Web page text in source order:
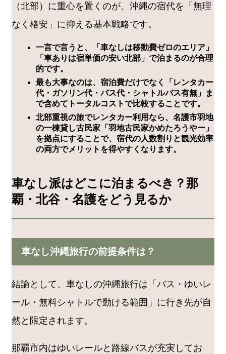
（北部）に重心を置くのが、沖縄の宿代を「無理
なく格安」に抑える基本戦略です。
一言で言うと、「車なしは移動費ゼロのエリア」
「車ありは宿単価の安い北部」で泊まるのが合理
的です。
最も大事なのは、宿泊費だけでなく「レンタカー
代・ガソリン代・バス代・シャトルバス有無」ま
で含めてトータルコストで比較することです。
北部重視の旅でレンタカー利用なら、名護市羽地
の一棟貸し古民家「羽地古民家かめたろうやー」
を拠点にすることで、宿代の人数割りと観光効率
の両方でメリットを得やすくなります。
車なし派はどこに泊まるべき？那
覇・北谷・名護をどう見るか
車なし沖縄旅行の前提条件は？
結論として、車なしの沖縄旅行は「バス・ゆいレ
ール・無料シャトルで動ける範囲」に行き先が自
然と限定されます。
那覇市内はゆいレールと路線バスが充実してお